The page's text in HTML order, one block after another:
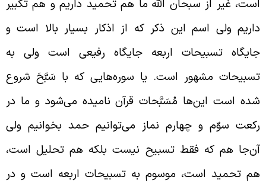
غیر از سبحان الله ما هم تحمید داریم و هم تکبیر
ولی اسم این ذکر که از اذکار بسیار بالا است و
تسبیحات اربعه جایگاه رفیعی است ولی به
مشهور است. یا سوره‌هایی که با سَبَّحَ شروع
است این‌ها مُسَبَّحات قرآن نامیده می‌شود و ما در
سوّم و چهارم نماز می‌توانیم حمد بخوانیم ولی
هم که فقط تسبیح نیست بلکه هم تحلیل است،
تحمید است، موسوم به تسبیحات اربعه است و در